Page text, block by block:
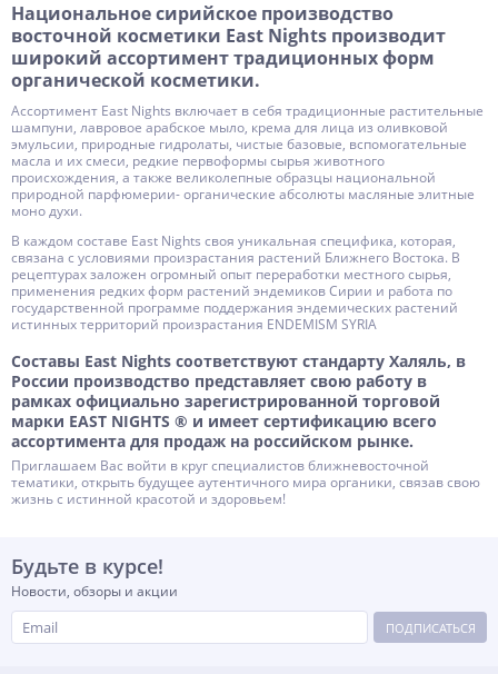
Национальное сирийское производство
восточной косметики East Nights производит
широкий ассортимент традиционных форм
органической косметики.
Ассортимент East Nights включает в себя традиционные растительные
шампуни, лавровое арабское мыло, крема для лица из оливковой
эмульсии, природные гидролаты, чистые базовые, вспомогательные
масла и их смеси, редкие первоформы сырья животного
происхождения, а также великолепные образцы национальной
природной парфюмерии- органические абсолюты масляные элитные
моно духи.
В каждом составе East Nights своя уникальная специфика, которая,
связана с условиями произрастания растений Ближнего Востока. В
рецептурах заложен огромный опыт переработки местного сырья,
применения редких форм растений эндемиков Сирии и работа по
государственной программе поддержания эндемических растений
истинных территорий произрастания ENDEMISM SYRIA
Составы East Nights соответствуют стандарту Халяль, в
России производство представляет свою работу в
рамках официально зарегистрированной торговой
марки EAST NIGHTS ® и имеет сертификацию всего
ассортимента для продаж на российском рынке.
Приглашаем Вас войти в круг специалистов ближневосточной
тематики, открыть будущее аутентичного мира органики, связав свою
жизнь с истинной красотой и здоровьем!
Будьте в курсе!
Новости, обзоры и акции
ПОДПИСАТЬСЯ